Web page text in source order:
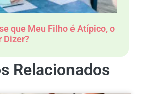
que Meu Filho é Atípico, o
Dizer?
Relacionados